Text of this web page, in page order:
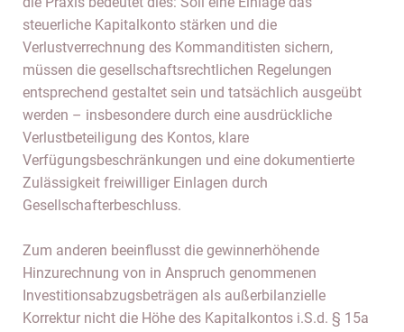
steuerliche Kapitalkonto stärken und die
Verlustverrechnung des Kommanditisten sichern,
müssen die gesellschaftsrechtlichen Regelungen
entsprechend gestaltet sein und tatsächlich ausgeübt
werden – insbesondere durch eine ausdrückliche
Verlustbeteiligung des Kontos, klare
Verfügungsbeschränkungen und eine dokumentierte
Zulässigkeit freiwilliger Einlagen durch
Gesellschafterbeschluss.
Zum anderen beeinflusst die gewinnerhöhende
Hinzurechnung von in Anspruch genommenen
Investitionsabzugsbeträgen als außerbilanzielle
Korrektur nicht die Höhe des Kapitalkontos i.S.d. § 15a